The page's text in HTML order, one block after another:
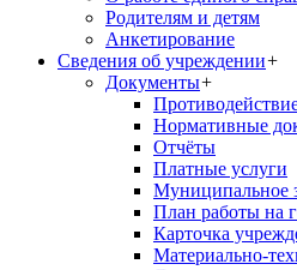
Родителям и детям
Анкетирование
Сведения об учреждении+
Документы+
Нормативные
Отчёты
Платные услуги
Муниципальное
План работы на
Карточка
Материально-